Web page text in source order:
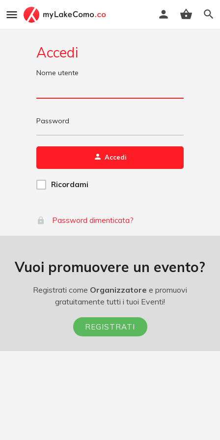
Accedi
Nome utente
Password
Accedi
Ricordami
Password dimenticata?
Vuoi promuovere un evento?
Registrati come Organizzatore e promuovi
gratuitamente tutti i tuoi Eventi!
REGISTRATI